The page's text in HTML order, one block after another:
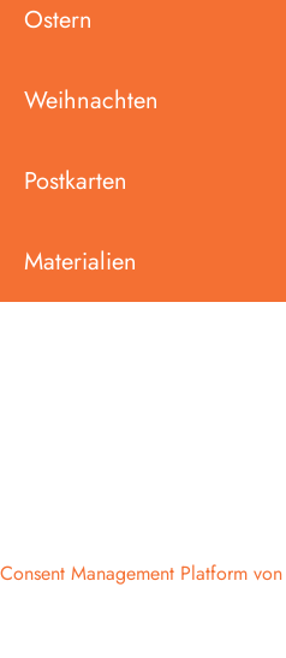
Ostern
Weihnachten
Postkarten
Materialien
Consent Management Platform